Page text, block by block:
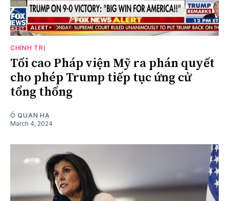
CHÍNH TRỊ
Tối cao Pháp viện Mỹ ra phán quyết
cho phép Trump tiếp tục ứng cử
tổng thống
Ô QUAN HẠ
March 4, 2024